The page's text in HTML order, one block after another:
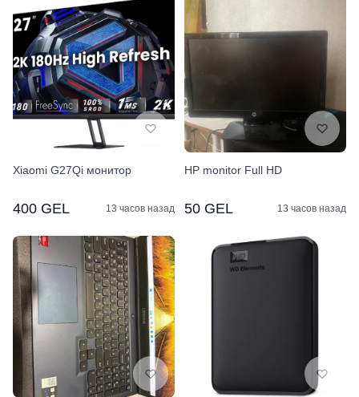
Xiaomi G27Qi монитор
400 GEL 13 часов назад
HP monitor Full HD
50 GEL 13 часов назад